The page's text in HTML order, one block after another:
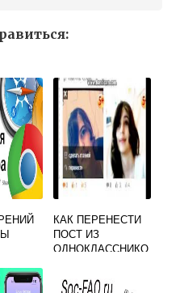
КАК ПЕРЕНЕСТИ
ПОСТ ИЗ
ОДНОКЛАССНИКО